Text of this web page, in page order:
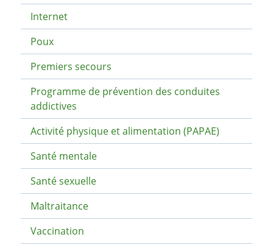
Internet
Poux
Premiers secours
Programme de prévention des conduites
addictives
Activité physique et alimentation (PAPAE)
Santé mentale
Santé sexuelle
Maltraitance
Vaccination